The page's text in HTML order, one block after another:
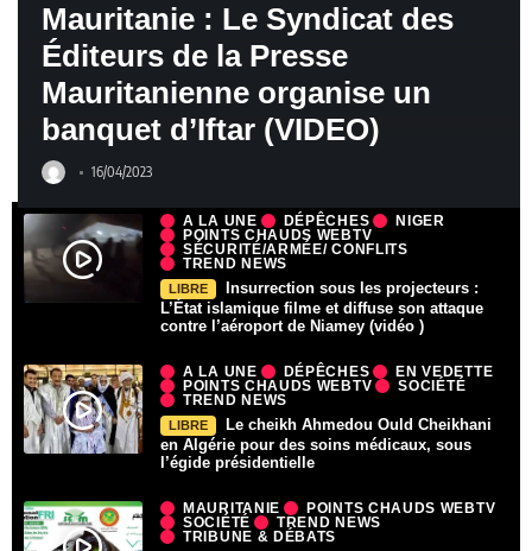
Mauritanie : Le Syndicat des
Éditeurs de la Presse
Mauritanienne organise un
banquet d’Iftar (VIDEO)
16/04/2023
A LA UNE DÉPÊCHES
NIGER
POINTS CHAUDS WEBTV
SÉCURITÉ/ARMÉE/ CONFLITS
TREND NEWS
LIBRE
Insurrection sous les projecteurs :
L’État islamique filme et diffuse son attaque
contre l’aéroport de Niamey (vidéo )
A LA UNE DÉPÊCHES
EN VEDETTE
POINTS CHAUDS WEBTV
SOCIÉTÉ
TREND NEWS
LIBRE
Le cheikh Ahmedou Ould Cheikhani
en Algérie pour des soins médicaux, sous
l’égide présidentielle
MAURITANIE
POINTS CHAUDS WEBTV
SOCIÉTÉ
TREND NEWS
TRIBUNE & DÉBATS